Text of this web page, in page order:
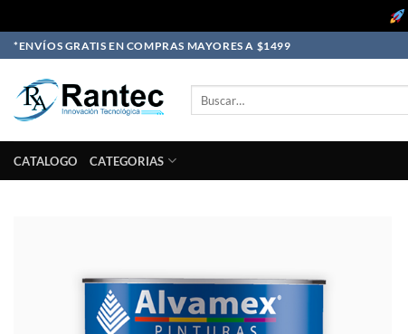
Skip
to
content
*ENVÍOS GRATIS EN COMPRAS MAYORES A $1499
CATALOGO CATEGORIAS